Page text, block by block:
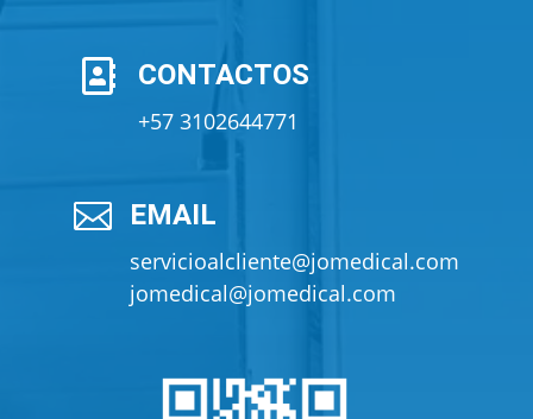
 CONTACTOS
+57 3102644771
 EMAIL
servicioalcliente@jomedical.com
jomedical@jomedical.com